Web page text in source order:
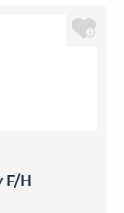
F/H